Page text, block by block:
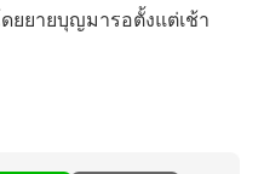
ยายบุญมารอตั้งแต่เช้า